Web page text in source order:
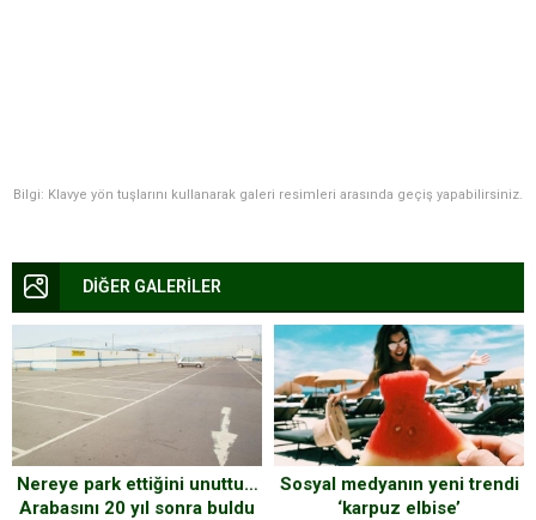
Bilgi: Klavye yön tuşlarını kullanarak galeri resimleri arasında geçiş yapabilirsiniz.
DİĞER GALERİLER
Nereye park ettiğini unuttu…
Arabasını 20 yıl sonra buldu
Sosyal medyanın yeni trendi
‘karpuz elbise’